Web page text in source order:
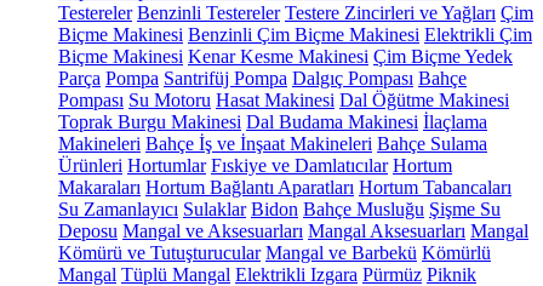
Testereler Benzinli Testereler Testere Zincirleri ve Yağları Çim
Biçme Makinesi Benzinli Çim Biçme Makinesi Elektrikli Çim
Biçme Makinesi Kenar Kesme Makinesi Çim Biçme Yedek
Parça Pompa Santrifüj Pompa Dalgıç Pompası Bahçe
Pompası Su Motoru Hasat Makinesi Dal Öğütme Makinesi
Toprak Burgu Makinesi Dal Budama Makinesi İlaçlama
Makineleri Bahçe İş ve İnşaat Makineleri Bahçe Sulama
Ürünleri Hortumlar Fıskiye ve Damlatıcılar Hortum
Makaraları Hortum Bağlantı Aparatları Hortum Tabancaları
Su Zamanlayıcı Sulaklar Bidon Bahçe Musluğu Şişme Su
Deposu Mangal ve Aksesuarları Mangal Aksesuarları Mangal
Kömürü ve Tutuşturucular Mangal ve Barbekü Kömürlü
Mangal Tüplü Mangal Elektrikli Izgara Pürmüz Piknik